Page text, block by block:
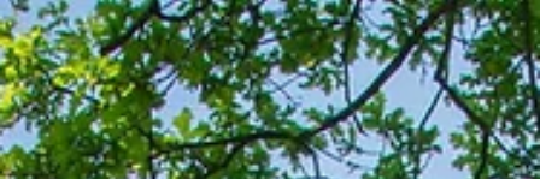
Paviljoen Esch: 100% circulair en
eigentijds design
Al vanaf de eerste ideeën voor Paviljoen Esch wilden
een eigenzinnig interieur dat een tegenwicht biedt
de massief houten architectuur. Geïnspireerd door de